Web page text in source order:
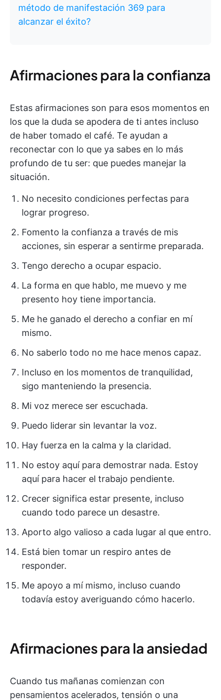
método de manifestación 369 para
alcanzar el éxito?
Afirmaciones para la confianza
Estas afirmaciones son para esos momentos en
los que la duda se apodera de ti antes incluso
de haber tomado el café. Te ayudan a
reconectar con lo que ya sabes en lo más
profundo de tu ser: que puedes manejar la
situación.
No necesito condiciones perfectas para
lograr progreso.
Fomento la confianza a través de mis
acciones, sin esperar a sentirme preparada.
Tengo derecho a ocupar espacio.
La forma en que hablo, me muevo y me
presento hoy tiene importancia.
Me he ganado el derecho a confiar en mí
mismo.
No saberlo todo no me hace menos capaz.
Incluso en los momentos de tranquilidad,
sigo manteniendo la presencia.
Mi voz merece ser escuchada.
Puedo liderar sin levantar la voz.
Hay fuerza en la calma y la claridad.
No estoy aquí para demostrar nada. Estoy
aquí para hacer el trabajo pendiente.
Crecer significa estar presente, incluso
cuando todo parece un desastre.
Aporto algo valioso a cada lugar al que entro.
Está bien tomar un respiro antes de
responder.
Me apoyo a mí mismo, incluso cuando
todavía estoy averiguando cómo hacerlo.
Afirmaciones para la ansiedad
Cuando tus mañanas comienzan con
pensamientos acelerados, tensión o una